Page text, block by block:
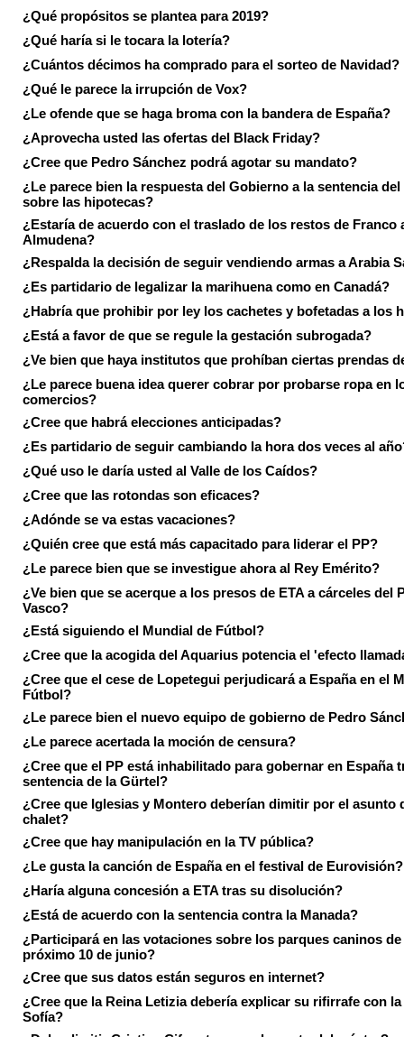
¿Qué propósitos se plantea para 2019?
¿Qué haría si le tocara la lotería?
¿Cuántos décimos ha comprado para el sorteo de Navidad?
¿Qué le parece la irrupción de Vox?
¿Le ofende que se haga broma con la bandera de España?
¿Aprovecha usted las ofertas del Black Friday?
¿Cree que Pedro Sánchez podrá agotar su mandato?
¿Le parece bien la respuesta del Gobierno a la sentencia
sobre las hipotecas?
¿Estaría de acuerdo con el traslado de los restos de Franco
Almudena?
¿Respalda la decisión de seguir vendiendo armas a Arabia
¿Es partidario de legalizar la marihuena como en Canadá?
¿Habría que prohibir por ley los cachetes y bofetadas a los
¿Está a favor de que se regule la gestación subrogada?
¿Ve bien que haya institutos que prohíban ciertas prendas
¿Le parece buena idea querer cobrar por probarse ropa en
comercios?
¿Cree que habrá elecciones anticipadas?
¿Es partidario de seguir cambiando la hora dos veces al
¿Qué uso le daría usted al Valle de los Caídos?
¿Cree que las rotondas son eficaces?
¿Adónde se va estas vacaciones?
¿Quién cree que está más capacitado para liderar el PP?
¿Le parece bien que se investigue ahora al Rey Emérito?
¿Ve bien que se acerque a los presos de ETA a cárceles del
Vasco?
¿Está siguiendo el Mundial de Fútbol?
¿Cree que la acogida del Aquarius potencia el 'efecto
¿Cree que el cese de Lopetegui perjudicará a España en el
Fútbol?
¿Le parece bien el nuevo equipo de gobierno de Pedro
¿Le parece acertada la moción de censura?
¿Cree que el PP está inhabilitado para gobernar en España
sentencia de la Gürtel?
¿Cree que Iglesias y Montero deberían dimitir por el asunto
chalet?
¿Cree que hay manipulación en la TV pública?
¿Le gusta la canción de España en el festival de Eurovisión?
¿Haría alguna concesión a ETA tras su disolución?
¿Está de acuerdo con la sentencia contra la Manada?
¿Participará en las votaciones sobre los parques caninos de
próximo 10 de junio?
¿Cree que sus datos están seguros en internet?
¿Cree que la Reina Letizia debería explicar su rifirrafe con la
Sofía?